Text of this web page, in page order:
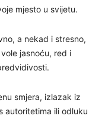
mjesto u svijetu.
a nekad i stresno,
jasnoću, red i
smjera, izlazak iz
autoritetima ili odluku